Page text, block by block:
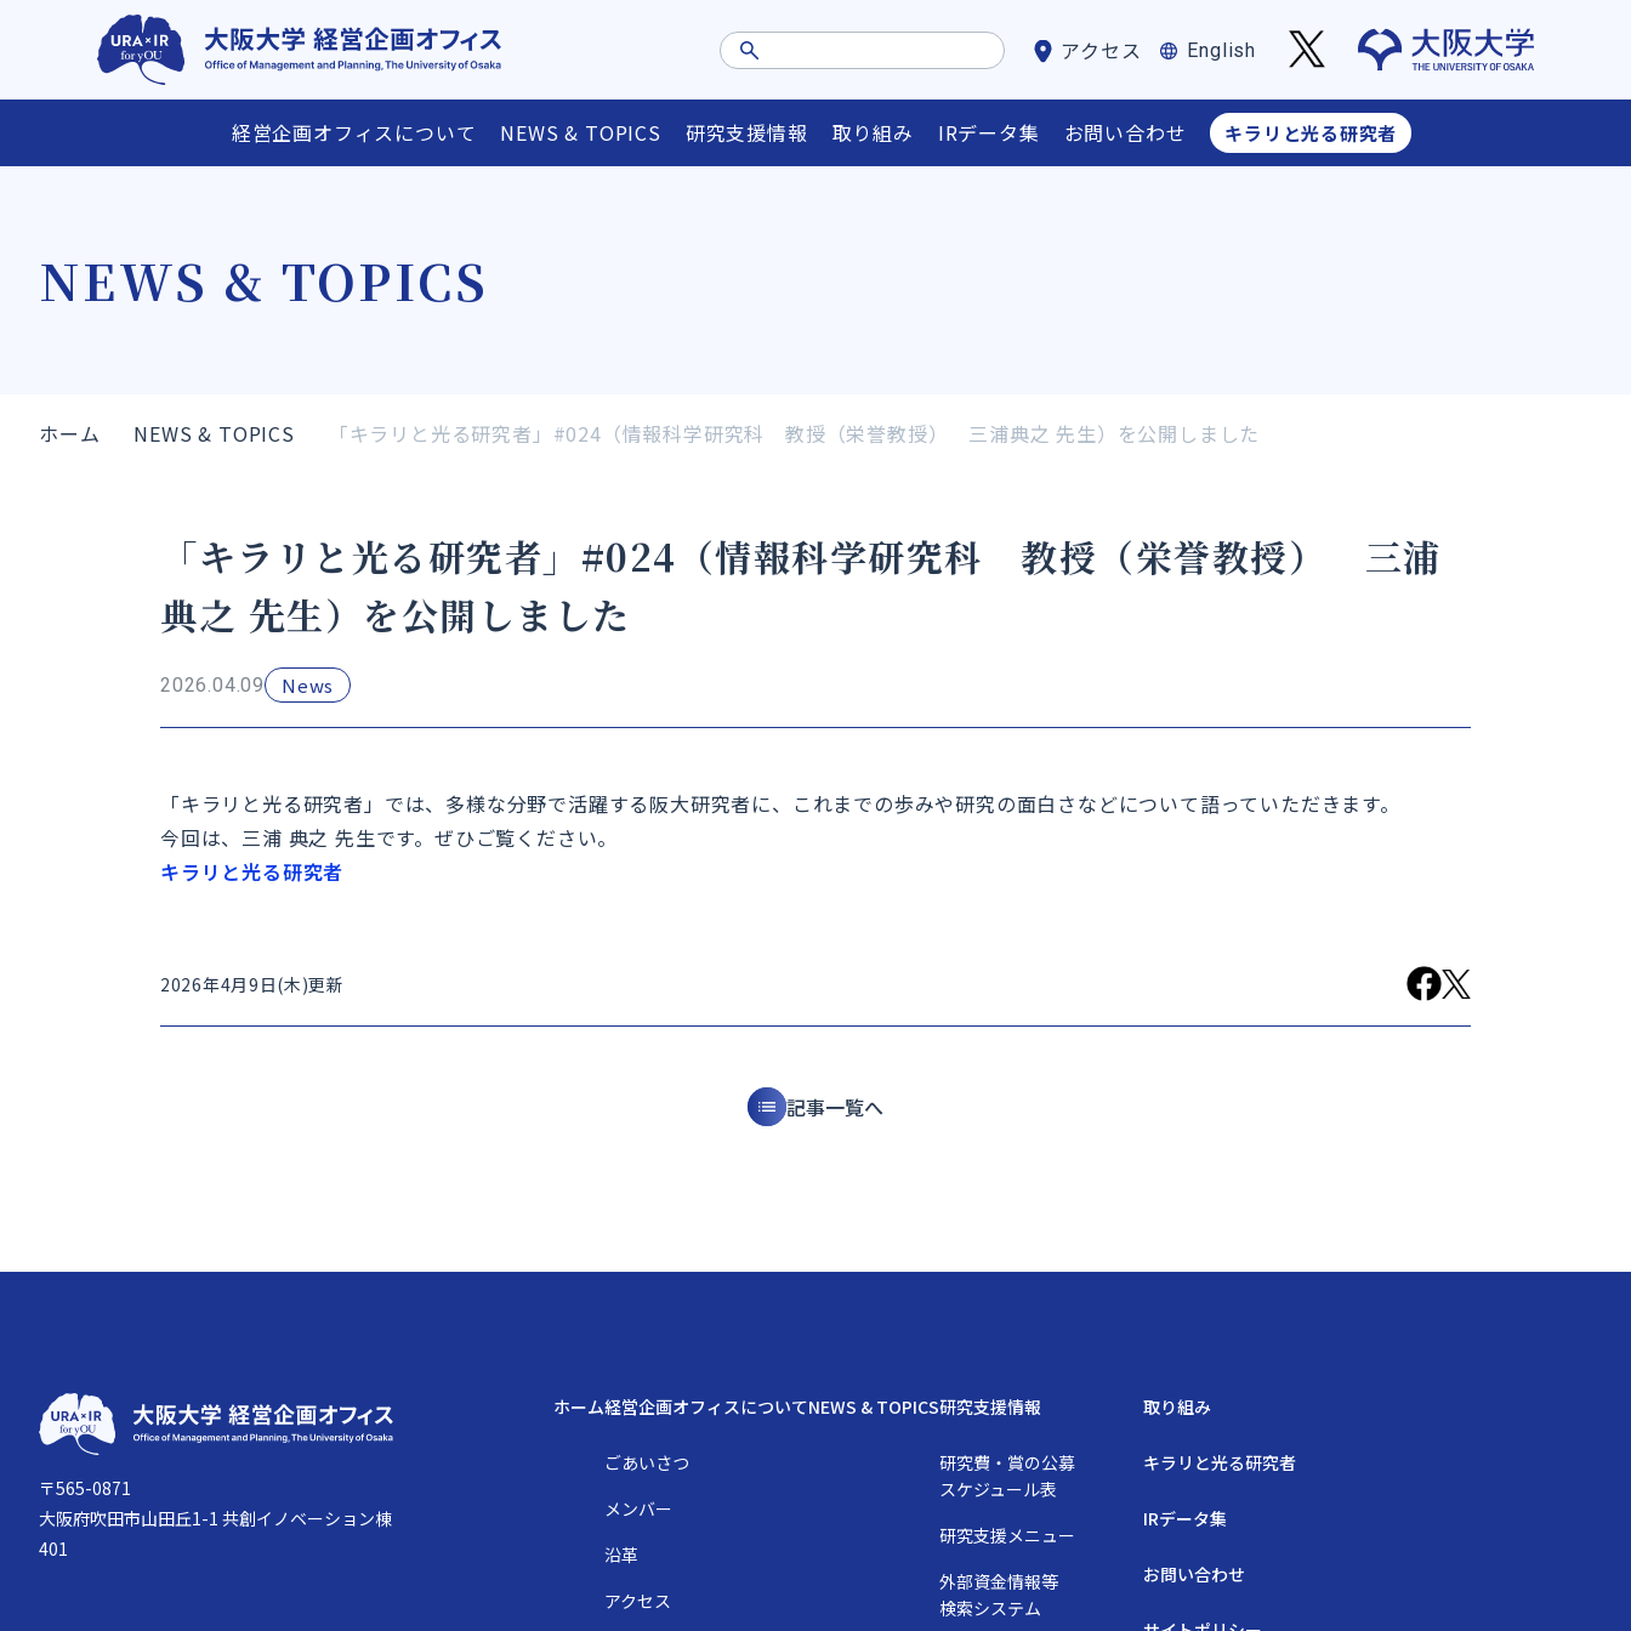
English
アクセス
経営企画オフィスについて
ごあいさつ メンバー 沿革 アクセス
NEWS & TOPICS 研究支援情報
研究費・賞の公募スケジュール表 研究支援メニュー
取り組み IRデータ集 お問い合わせ キラリと光る研究者
NEWS & TOPICS
ホーム NEWS & TOPICS 「キラリと光る研究者」#024（情報科学研究科 教授（栄誉教授） 三浦典之 先生）を公開しました
「キラリと光る研究者」#024（情報科学研究科 教授（栄誉教授） 三浦
典之 先生）を公開しました
2026.04.09 News
「キラリと光る研究者」では、多様な分野で活躍する阪大研究者に、これまでの歩みや研究の面白さなどについて語っていただきます。
今回は、三浦 典之 先生です。ぜひご覧ください。
キラリと光る研究者
2026年4月9日(木)更新
記事一覧へ
〒565-0871
大阪府吹田市山田丘1-1 共創イノベーション棟
401
ホーム経営企画オフィスについて
ごあいさつ
メンバー
沿革
アクセス
NEWS & TOPICS研究支援情報
研究費・賞の公募
スケジュール表
研究支援メニュー
外部資金情報等
検索システム
取り組み
キラリと光る研究者
IRデータ集
お問い合わせ